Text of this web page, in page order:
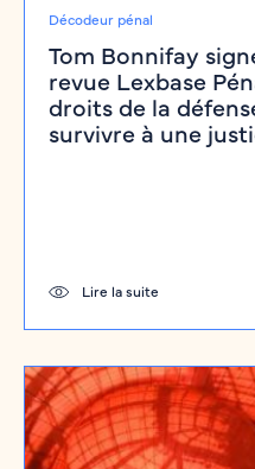
Décodeur pénal
Tom Bonnifay
revue Lexbase
droits de la
survivre à une
Lire la suite